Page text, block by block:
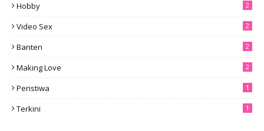
Hobby 2
Video Sex 2
Banten 2
Making Love 2
Peristiwa 1
Terkini 1